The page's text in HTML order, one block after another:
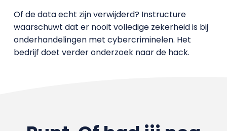
Of de data echt zijn verwijderd? Instructure
waarschuwt dat er nooit volledige zekerheid is bij
onderhandelingen met cybercriminelen. Het
bedrijf doet verder onderzoek naar de hack.